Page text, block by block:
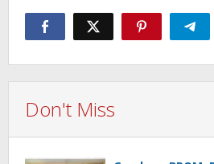
Don't Miss